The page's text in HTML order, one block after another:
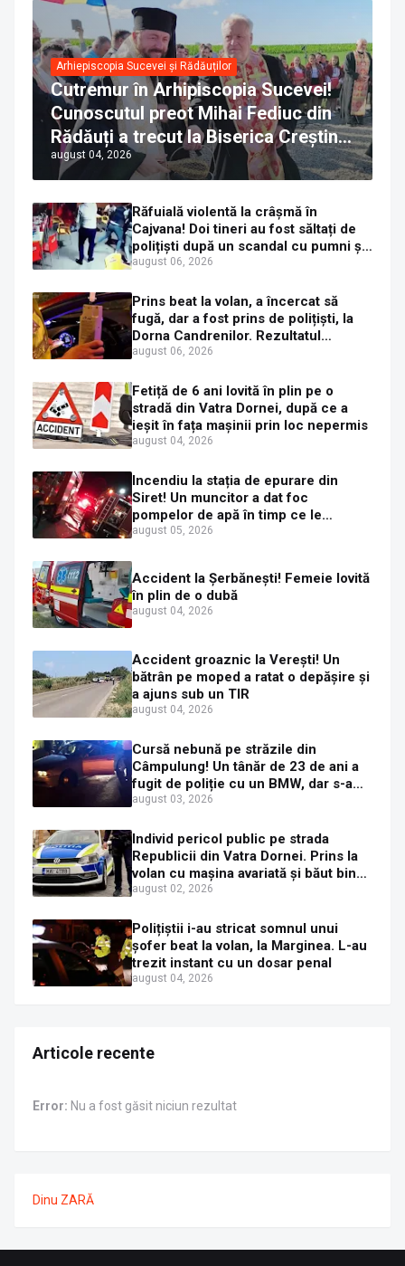
Arhiepiscopia Sucevei și Rădăuților
Cutremur în Arhipiscopia Sucevei!
Cunoscutul preot Mihai Fediuc din
Rădăuți a trecut la Biserica Creștină
Ortodoxă Valahă. ÎPS Calinic anunță
că îi pregătește judecata canonică
august 04, 2026
Răfuială violentă la crâșmă în
Cajvana! Doi tineri au fost săltați de
polițiști după un scandal cu pumni și
mașini distruse
august 06, 2026
Prins beat la volan, a încercat să
fugă, dar a fost prins de polițiști, la
Dorna Candrenilor. Rezultatul
etilotestului: 1,59 mg/l alcool pur în
august 06, 2026
Fetiță de 6 ani lovită în plin pe o
stradă din Vatra Dornei, după ce a
ieșit în fața mașinii prin loc nepermis
august 04, 2026
Incendiu la stația de epurare din
Siret! Un muncitor a dat foc
pompelor de apă în timp ce le
alimenta cu combustibil
august 05, 2026
Accident la Șerbănești! Femeie lovită
în plin de o dubă
august 04, 2026
Accident groaznic la Verești! Un
bătrân pe moped a ratat o depășire și
a ajuns sub un TIR
august 04, 2026
Cursă nebună pe străzile din
Câmpulung! Un tânăr de 23 de ani a
fugit de poliție cu un BMW, dar s-a
oprit într-un gard de pe strada
august 03, 2026
Individ pericol public pe strada
Republicii din Vatra Dornei. Prins la
volan cu mașina avariată și băut bine,
în plină zi
august 02, 2026
Polițiștii i-au stricat somnul unui
șofer beat la volan, la Marginea. L-au
trezit instant cu un dosar penal
august 04, 2026
Articole recente
Error: Nu a fost găsit niciun rezultat
Dinu ZARĂ